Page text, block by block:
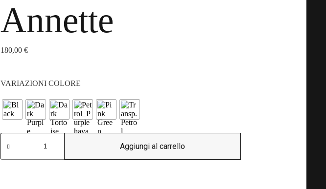
Annette
180,00€
VARIAZIONI COLORE
Annette
quantità
Aggiungi al carrello